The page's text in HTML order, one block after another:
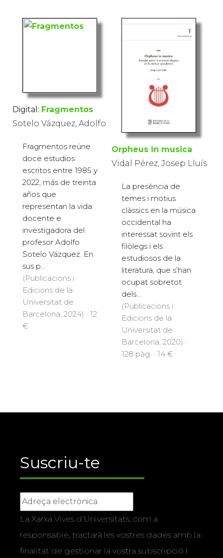
Digital: Fragmentos
Sotelo Vázquez, Adolfo
Fragmentos reúne
doce estudios
escritos entre 1985 y
2022, más de treinta
años que
representan la vida
docente e
investigadora del
profesor Adolfo
Sotelo Vázquez. En
sus p...
(Publicacions i
Edicions de la
Universitat de
Barcelona, 2024) · 12
€
Orpheus in musica
Vidal Pérez, Josep Lluís
La presència de
temes i motius
clàssics en la música
occidental ha
interessat sovint els
filòlegs i els
estudiosos de la
literatura, que s’han
ocupat sobretot
dels...
(Publicacions i
Edicions de la
Universitat de
Barcelona, 2020) ·
128 pàg. · 14 €
Suscriu-te
La Xarxa Vives d’Universitats, com a
responsable, tractarà les vostres dades amb la
finalitat de gestionar la vostra subscripció i